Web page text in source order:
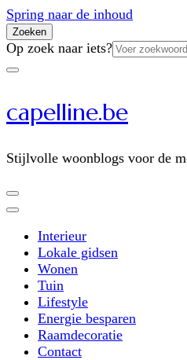
Spring naar de inhoud
Zoeken
Zoeken
naar:
Op zoek naar iets?
capelline.be
Stijlvolle woonblogs voor de
Interieur
Lokale gidsen
Wonen
Tuin
Lifestyle
Energie besparen
Raamdecoratie
Contact